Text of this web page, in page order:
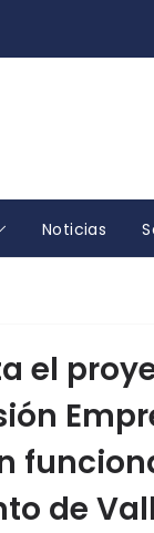
Noticias
el
de